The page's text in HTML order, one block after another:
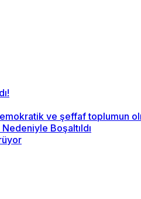
ve şeffaf toplumun
Nedeniyle Boşaltıldı